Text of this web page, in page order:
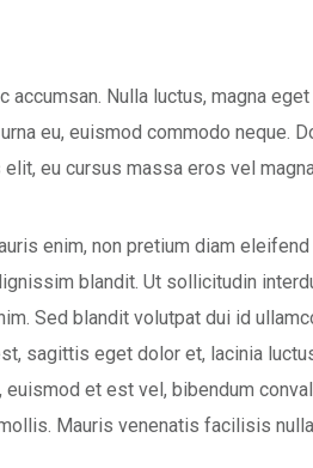
Nulla luctus, magna
eu, euismod commodo neque.
eu cursus massa eros vel
enim, non pretium diam
blandit. Ut sollicitudin
Sed blandit volutpat dui id
sagittis eget dolor et, lacinia
euismod et est vel, bibendum
Mauris venenatis facilisis